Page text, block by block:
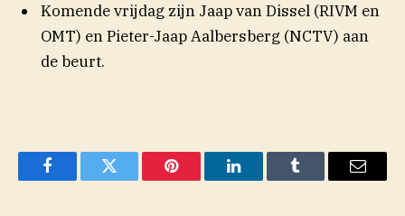
Komende vrijdag zijn Jaap van Dissel (RIVM en
OMT) en Pieter-Jaap Aalbersberg (NCTV) aan
de beurt.
FacebookTwitter Pinterest LinkedInTumblr Email